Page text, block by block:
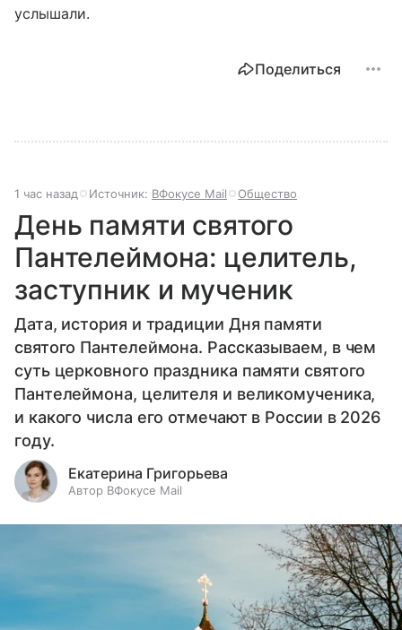
услышали.
Поделиться
1 час назад Источник: ВФокусе Mail Общество
День памяти святого
Пантелеймона: целитель,
заступник и мученик
Дата, история и традиции Дня памяти
святого Пантелеймона. Рассказываем, в чем
суть церковного праздника памяти святого
Пантелеймона, целителя и великомученика,
и какого числа его отмечают в России в 2026
году.
Екатерина Григорьева
Автор ВФокусе Mail